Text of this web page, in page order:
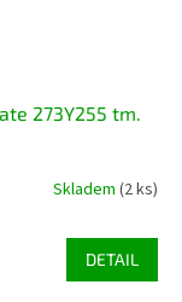
273Y255 tm.
Skladem (2 ks)
DETAIL